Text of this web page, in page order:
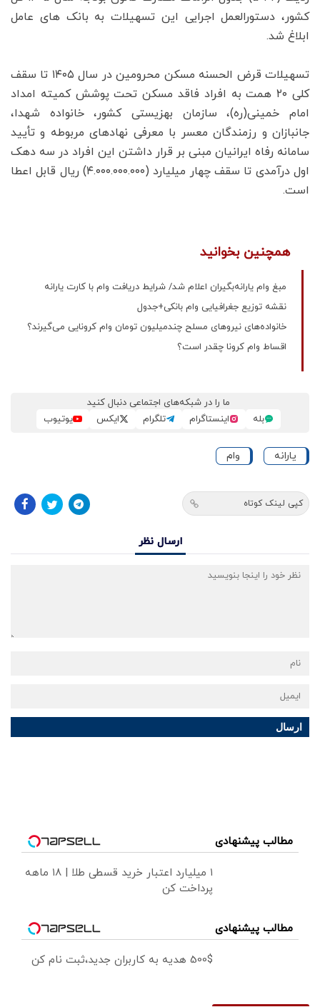
کشور، دستورالعمل اجرایی این تسهیلات به بانک های عامل
ابلاغ شد.
تسهیلات قرض الحسنه مسکن محرومین در سال ۱۴۰۵ تا سقف
کلی ۲۰ همت به افراد فاقد مسکن تحت پوشش کمیته امداد
امام خمینی(ره)، سازمان بهزیستی کشور، خانواده شهدا،
جانبازان و رزمندگان معسر با معرفی نهادهای مربوطه و تأیید
سامانه رفاه ایرانیان مبنی بر قرار داشتن این افراد در سه دهک
اول درآمدی تا سقف چهار میلیارد (۴.۰۰۰.۰۰۰.۰۰۰) ریال قابل اعطا
است.
همچنین بخوانید
مبغ وام یارانه‌بگیران اعلام شد/ شرایط دریافت وام با کارت یارانه
نقشه توزیع جغرافیایی وام بانکی+جدول
خانواده‌های نیروهای مسلح چندمیلیون تومان وام کرونایی می‌گیرند؟
اقساط وام کرونا چقدر است؟
ما را در شبکه‌های اجتماعی دنبال کنید
بله
اینستاگرام تلگرام ایکس یوتیوب
یارانه وام
کپی لینک کوتاه
ارسال نظر
ارسال
مطالب پیشنهادی
۱ میلیارد اعتبار خرید قسطی طلا | ۱۸ ماهه
پرداخت کن
مطالب پیشنهادی
500$ هدیه به کاربران جدید،ثبت نام کن